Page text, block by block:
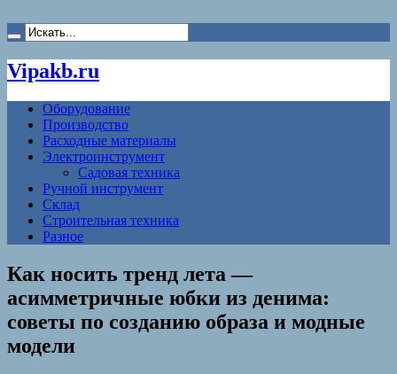
Vipakb.ru
Оборудование
Производство
Расходные материалы
Электроинструмент
Садовая техника
Ручной инструмент
Склад
Строительная техника
Разное
Как носить тренд лета —
асимметричные юбки из денима:
советы по созданию образа и модные
модели